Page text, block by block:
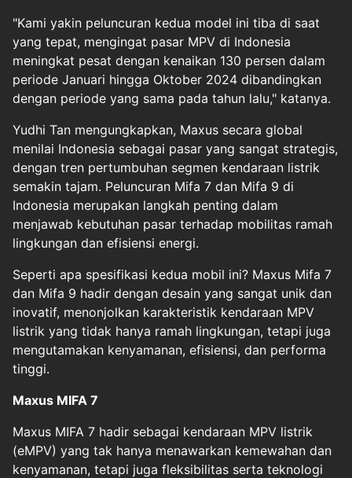
"Kami yakin peluncuran kedua model ini tiba di saat
yang tepat, mengingat pasar MPV di Indonesia
meningkat pesat dengan kenaikan 130 persen dalam
periode Januari hingga Oktober 2024 dibandingkan
dengan periode yang sama pada tahun lalu," katanya.
Yudhi Tan mengungkapkan, Maxus secara global
menilai Indonesia sebagai pasar yang sangat strategis,
dengan tren pertumbuhan segmen kendaraan listrik
semakin tajam. Peluncuran Mifa 7 dan Mifa 9 di
Indonesia merupakan langkah penting dalam
menjawab kebutuhan pasar terhadap mobilitas ramah
lingkungan dan efisiensi energi.
Seperti apa spesifikasi kedua mobil ini? Maxus Mifa 7
dan Mifa 9 hadir dengan desain yang sangat unik dan
inovatif, menonjolkan karakteristik kendaraan MPV
listrik yang tidak hanya ramah lingkungan, tetapi juga
mengutamakan kenyamanan, efisiensi, dan performa
tinggi.
Maxus MIFA 7
Maxus MIFA 7 hadir sebagai kendaraan MPV listrik
(eMPV) yang tak hanya menawarkan kemewahan dan
kenyamanan, tetapi juga fleksibilitas serta teknologi